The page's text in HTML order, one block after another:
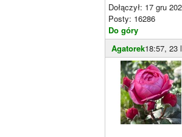
Dołączył: 17 gru
Posty: 16286
Do góry
Agatorek18:57, 23